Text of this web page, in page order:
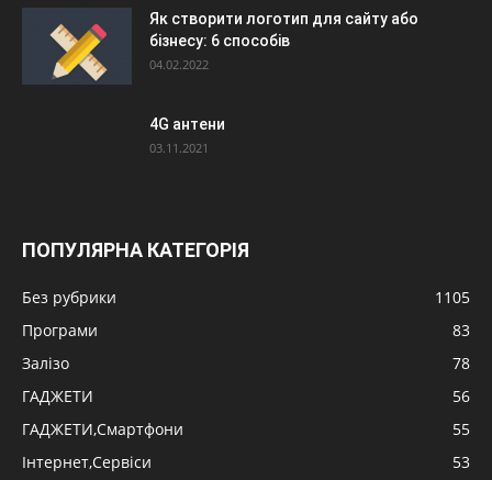
Як створити логотип для сайту або
бізнесу: 6 способів
04.02.2022
4G антени
03.11.2021
ПОПУЛЯРНА КАТЕГОРІЯ
Без рубрики
1105
Програми
83
Залізо
78
ГАДЖЕТИ
56
ГАДЖЕТИ,Смартфони
55
Інтернет,Сервіси
53